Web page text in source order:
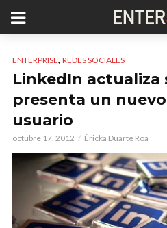
ENTERPRISE, REDES SOCIALES
LinkedIn actualiza
presenta un
usuario
octubre 17, 2012 Éricka Duarte Roa